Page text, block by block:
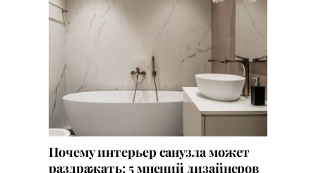
Почему интерьер санузла может
раздражать: 5 мнений дизайнеров